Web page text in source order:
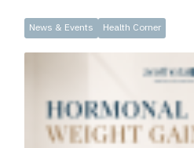
News & Events Health Corner